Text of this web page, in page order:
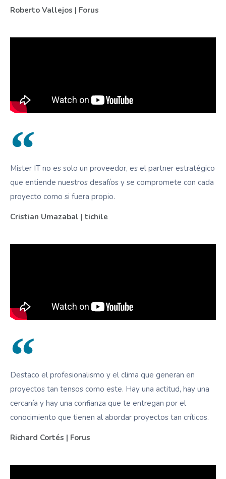
Roberto Vallejos | Forus
Mister IT no es solo un proveedor, es el partner estratégico
que entiende nuestros desafíos y se compromete con cada
proyecto como si fuera propio.
Cristian Umazabal | tichile
Destaco el profesionalismo y el clima que generan en
proyectos tan tensos como este. Hay una actitud, hay una
cercanía y hay una confianza que te entregan por el
conocimiento que tienen al abordar proyectos tan críticos.
Richard Cortés | Forus